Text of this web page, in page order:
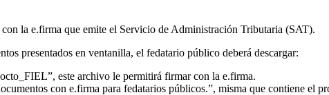
la e.firma que emite el Servicio de Administración Tributaria (SAT).
presentados en ventanilla, el fedatario público deberá descargar:
este archivo le permitirá firmar con la e.firma.
con e.firma para fedatarios públicos.”, misma que contiene el